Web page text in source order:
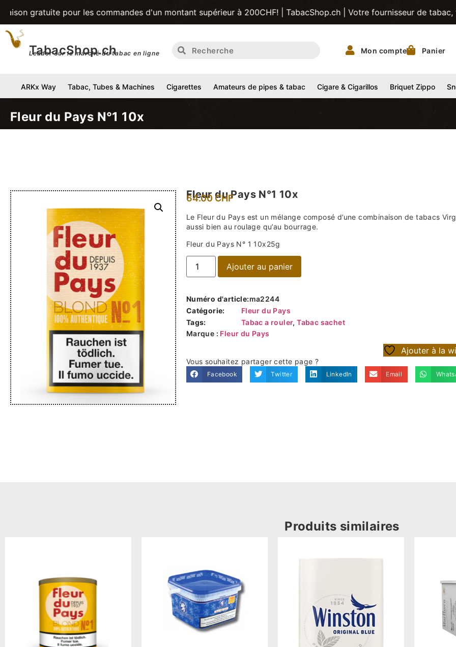
pour les commandes d'un montant supérieur à 200CHF! | TabacShop.ch | Votre fournisseur de tabac, tubes,
TabacShop.ch
Leader sur le marché du tabac en ligne Mon compte Panier
ARKx Way Tabac, Tubes & Machines Cigarettes Amateurs de pipes & tabac Cigare & Cigarillos Briquet Zippo
Fleur du Pays N°1 10x
Fleur du Pays N°1 10x
64.00 CHF
Le Fleur du Pays est un mélange composé d’une combinaison de tabacs
aussi bien au roulage qu’au bourrage.
Fleur du Pays N° 1 10x25g
Ajouter au panier
Numéro d'article:ma2244
Catégorie:
Fleur du Pays
Tags:
Tabac a rouler,Tabac sachet
Marque : Fleur du Pays
Ajouter à la
Vous souhaitez partager cette page ?
Facebook Twitter LinkedIn Email
Produits similaires